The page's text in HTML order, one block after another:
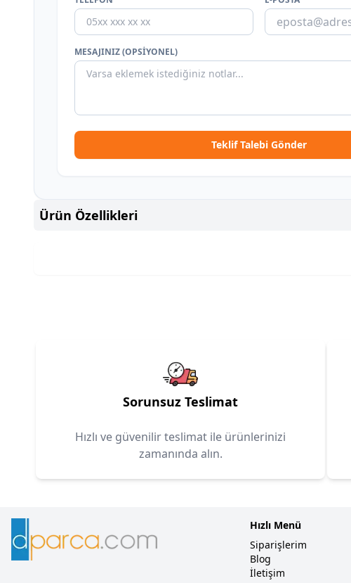
MESAJINIZ (OPSIYONEL)
Teklif Talebi Gönder
Ürün Özellikleri
Sorunsuz Teslimat
Hızlı ve güvenilir teslimat ile ürünlerinizi
zamanında alın.
Hızlı Menü
Siparişlerim
Blog
İletişim